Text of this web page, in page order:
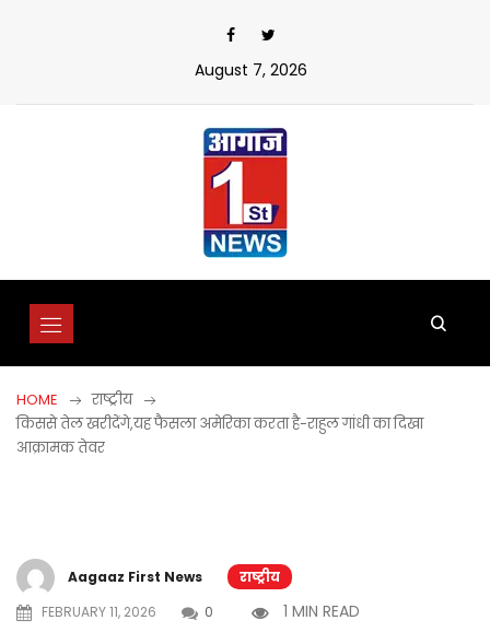
August 7, 2026
HOME
राष्ट्रीय
किससे तेल खरीदेंगे,यह फैसला अमेरिका करता है-राहुल गांधी का दिखा
आक्रामक तेवर
Aagaaz First News
राष्ट्रीय
FEBRUARY 11, 2026
0 1 MIN READ